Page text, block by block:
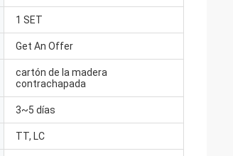
1 SET
Get An Offer
cartón de la madera
contrachapada
3~5 días
TT, LC